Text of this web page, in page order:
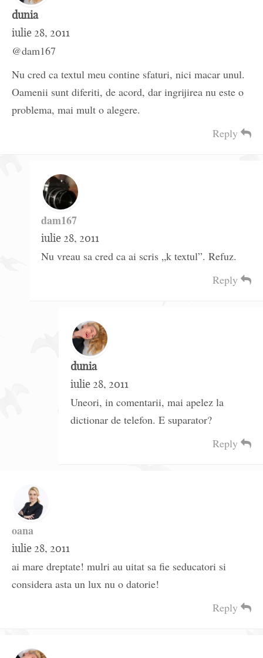
dunia
iulie 28, 2011
@dam167
Nu cred ca textul meu contine sfaturi, nici macar unul.
Oamenii sunt diferiti, de acord, dar ingrijirea nu este o
problema, mai mult o alegere.
Reply
dam167
iulie 28, 2011
Nu vreau sa cred ca ai scris „k textul”. Refuz.
Reply
dunia
iulie 28, 2011
Uneori, in comentarii, mai apelez la
dictionar de telefon. E suparator?
Reply
oana
iulie 28, 2011
ai mare dreptate! mulri au uitat sa fie seducatori si
considera asta un lux nu o datorie!
Reply